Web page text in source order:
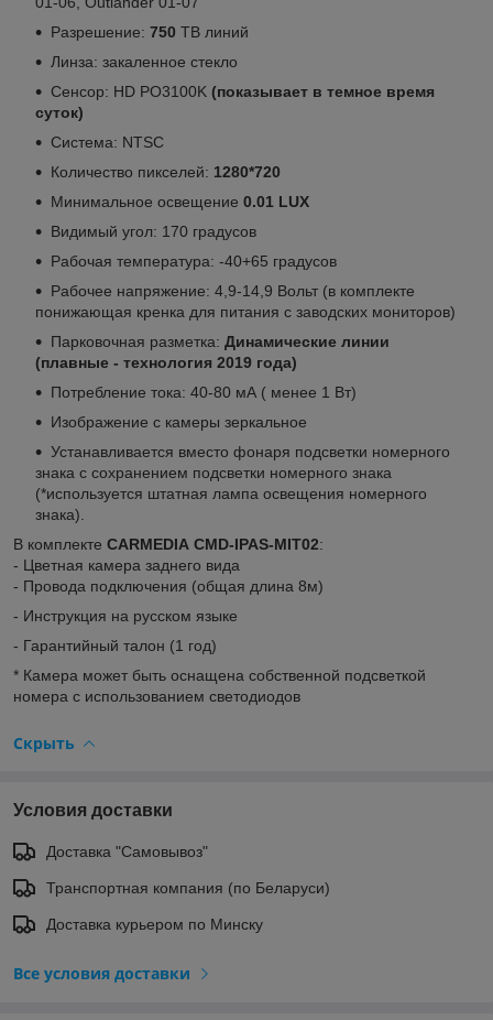
Разрешение: 750 ТВ линий
Линза: закаленное стекло
Сенсор: HD PO3100K (показывает в темное время
суток)
Система: NTSC
Количество пикселей: 1280*720
Минимальное освещение 0.01 LUX
Видимый угол: 170 градусов
Рабочая температура: -40+65 градусов
Рабочее напряжение: 4,9-14,9 Вольт (в комплекте
понижающая кренка для питания с заводских мониторов)
Парковочная разметка: Динамические линии
(плавные - технология 2019 года)
Потребление тока: 40-80 мА ( менее 1 Вт)
Изображение с камеры зеркальное
Устанавливается вместо фонаря подсветки номерного
знака с сохранением подсветки номерного знака
(*используется штатная лампа освещения номерного
знака).
В комплекте CARMEDIA CMD-IPAS-MIT02:
- Цветная камера заднего вида
- Провода подключения (общая длина 8м)
- Инструкция на русском языке
- Гарантийный талон (1 год)
* Камера может быть оснащена собственной подсветкой
номера с использованием светодиодов
Скрыть
Условия доставки
Доставка "Самовывоз"
Транспортная компания (по Беларуси)
Доставка курьером по Минску
Все условия доставки